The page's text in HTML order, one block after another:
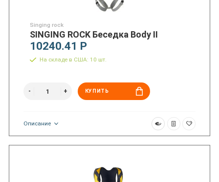
Singing rock
SINGING ROCK Беседка Body II
10240.41 Р
На складе в США: 10 шт.
КУПИТЬ
Описание